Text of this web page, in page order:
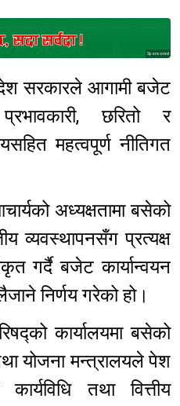
Sponsored
सरकारले आगामी बजेट
छरितो र
महत्वपूर्ण नीतिगत
अध्यक्षतामा बसेको
व्यवस्थापनसँग प्रत्यक्ष
गर्दै बजेट कार्यान्वयन
निर्णय गरेको हो।
कार्यालयमा बसेको
योजना मन्त्रालयले पेश
तथा वित्तीय